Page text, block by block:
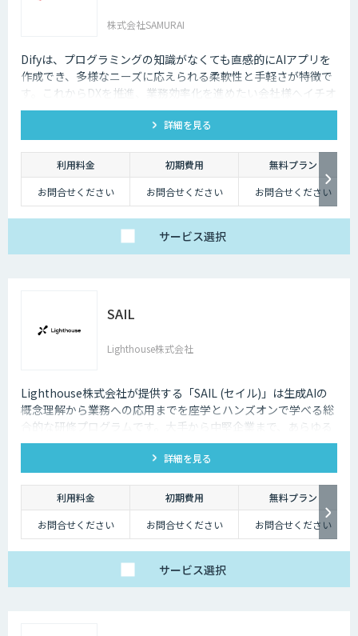
株式会社SAMURAI
Difyは、プログラミングの知識がなくても直感的にAIアプリを
作成でき、多様なニーズに応えられる柔軟性と手軽さが特徴で
す。これからDXを推進、業務効率化を進めたい会社様へイチオ
シの研修です。
詳細を見る
利用料金 初期費用
無料プラン
お問合せください
お問合せください お問合せください
サービス選択
SAIL
Lighthouse株式会社
Lighthouse株式会社が提供する「SAIL (セイル)」は生成AIの
概念理解から業務への応用までを座学とハンズオンで学べる総
合的な研修プログラムです。大手から中堅企業まで、あらゆる
業界・業種の企業様にご利用いただけます。
詳細を見る
利用料金 初期費用
無料プラン
お問合せください
お問合せください お問合せください
サービス選択